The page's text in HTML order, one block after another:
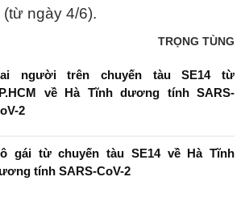
ngày 4/6).
TRỌNG TÙNG
người trên chuyến tàu SE14 từ
về Hà Tĩnh dương tính SARS-
2
gái từ chuyến tàu SE14 về Hà Tĩnh
tính SARS-CoV-2